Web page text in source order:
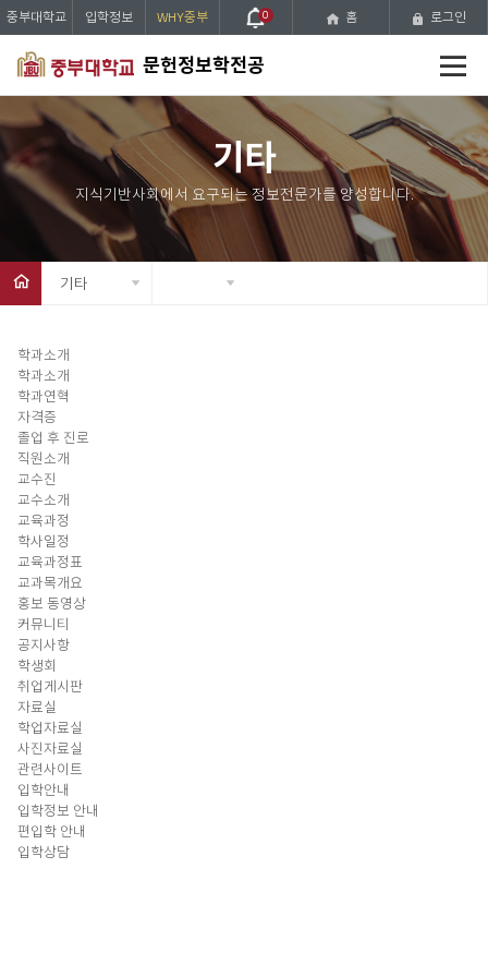
문헌정보학전공
메
뉴
중부대학교 입학정보 WHY중부 0 홈 로그인
기타
기타
학과소개
학과소개
학과연혁
자격증
졸업 후 진로
직원소개
교수진
교수소개
교육과정
학사일정
교육과정표
교과목개요
홍보 동영상
커뮤니티
공지사항
학생회
취업게시판
자료실
학업자료실
사진자료실
관련사이트
입학안내
입학정보 안내
편입학 안내
입학상담